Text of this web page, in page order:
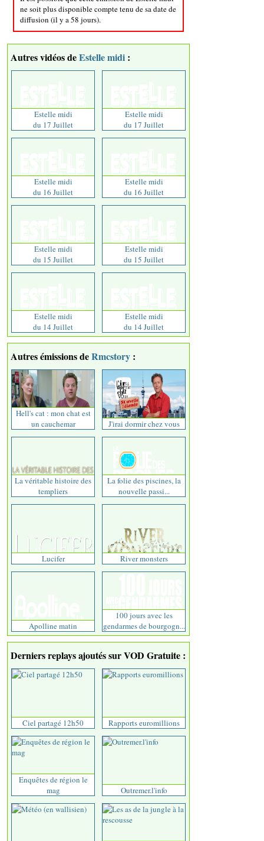
ne soit plus disponible compte tenu de sa date de
diffusion (il y a 58 jours).
Autres vidéos deEstelle midi :
Estelle midi
du 17 Juillet
Estelle midi
du 17 Juillet
Estelle midi
du 16 Juillet
Estelle midi
du 16 Juillet
Estelle midi
du 15 Juillet
Estelle midi
du 15 Juillet
Estelle midi
du 14 Juillet
Estelle midi
du 14 Juillet
Autres émissions deRmcstory :
Hell's cat : mon chat est
un cauchemar
J'irai dormir chez vous
La véritable histoire des
templiers
La folie des piscines, la
nouvelle passi...
Lucifer River monsters
Apolline matin
100 jours avec les
gendarmes de bourgogn...
Derniers replays ajoutés sur VOD Gratuite :
Ciel partagé 12h50 Rapports euromillions
Enquêtes de région le
mag
Outremer.l'info